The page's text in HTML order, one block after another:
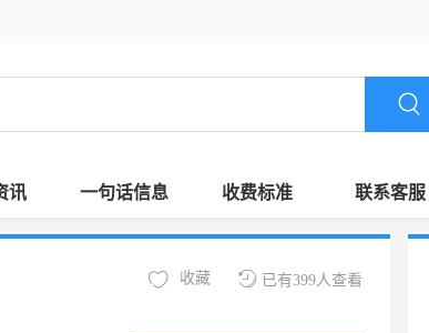
讯 一句话信息 收费标准 联系客服
已有399人查看
收藏